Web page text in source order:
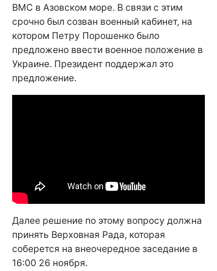
ВМС в Азовском море. В связи с этим
срочно был созван военный кабинет, на
котором Петру Порошенко было
предложено ввести военное положение в
Украине. Президент поддержал это
предложение.
Далее решение по этому вопросу должна
принять Верховная Рада, которая
соберется на внеочередное заседание в
16:00 26 ноября.